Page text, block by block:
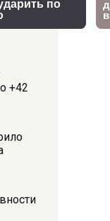
+42